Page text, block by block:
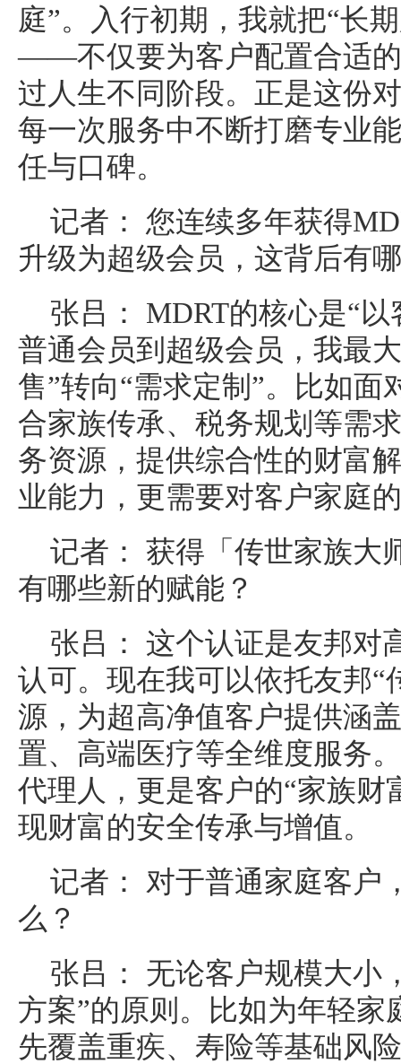
庭”。入行初期，我就把“长
——不仅要为客户配置合适
过人生不同阶段。正是这份
每一次服务中不断打磨专业
任与口碑。
记者： 您连续多年获得
升级为超级会员，这背后有
张吕： MDRT的核心是“
普通会员到超级会员，我最
售”转向“需求定制”。比如面
合家族传承、税务规划等需
务资源，提供综合性的财富
业能力，更需要对客户家庭
记者： 获得「传世家族大
有哪些新的赋能？
张吕： 这个认证是友邦对
认可。现在我可以依托友邦“
源，为超高净值客户提供涵
置、高端医疗等全维度服务
代理人，更是客户的“家族财
现财富的安全传承与增值。
记者： 对于普通家庭客户
么？
张吕： 无论客户规模大小
方案”的原则。比如为年轻家
先覆盖重疾、寿险等基础风